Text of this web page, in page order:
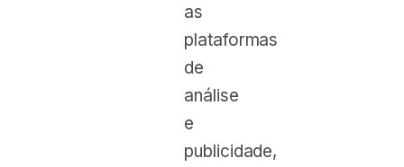
as
plataformas
de
análise
e
publicidade,